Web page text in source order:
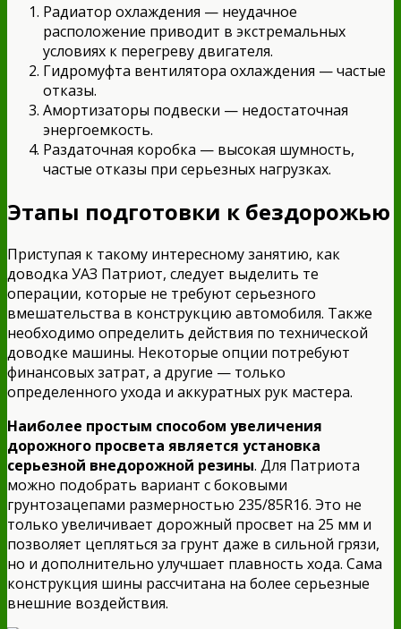
Радиатор охлаждения — неудачное
расположение приводит в экстремальных
условиях к перегреву двигателя.
Гидромуфта вентилятора охлаждения — частые
отказы.
Амортизаторы подвески — недостаточная
энергоемкость.
Раздаточная коробка — высокая шумность,
частые отказы при серьезных нагрузках.
Этапы подготовки к бездорожью
Приступая к такому интересному занятию, как
доводка УАЗ Патриот, следует выделить те
операции, которые не требуют серьезного
вмешательства в конструкцию автомобиля. Также
необходимо определить действия по технической
доводке машины. Некоторые опции потребуют
финансовых затрат, а другие — только
определенного ухода и аккуратных рук мастера.
Наиболее простым способом увеличения
дорожного просвета является установка
серьезной внедорожной резины. Для Патриота
можно подобрать вариант с боковыми
грунтозацепами размерностью 235/85R16. Это не
только увеличивает дорожный просвет на 25 мм и
позволяет цепляться за грунт даже в сильной грязи,
но и дополнительно улучшает плавность хода. Сама
конструкция шины рассчитана на более серьезные
внешние воздействия.